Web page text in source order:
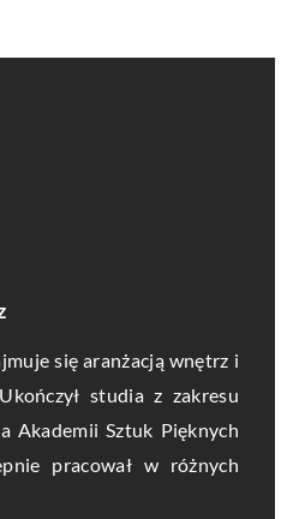
się aranżacją wnętrz i
studia z zakresu
Akademii Sztuk Pięknych
pracował w różnych